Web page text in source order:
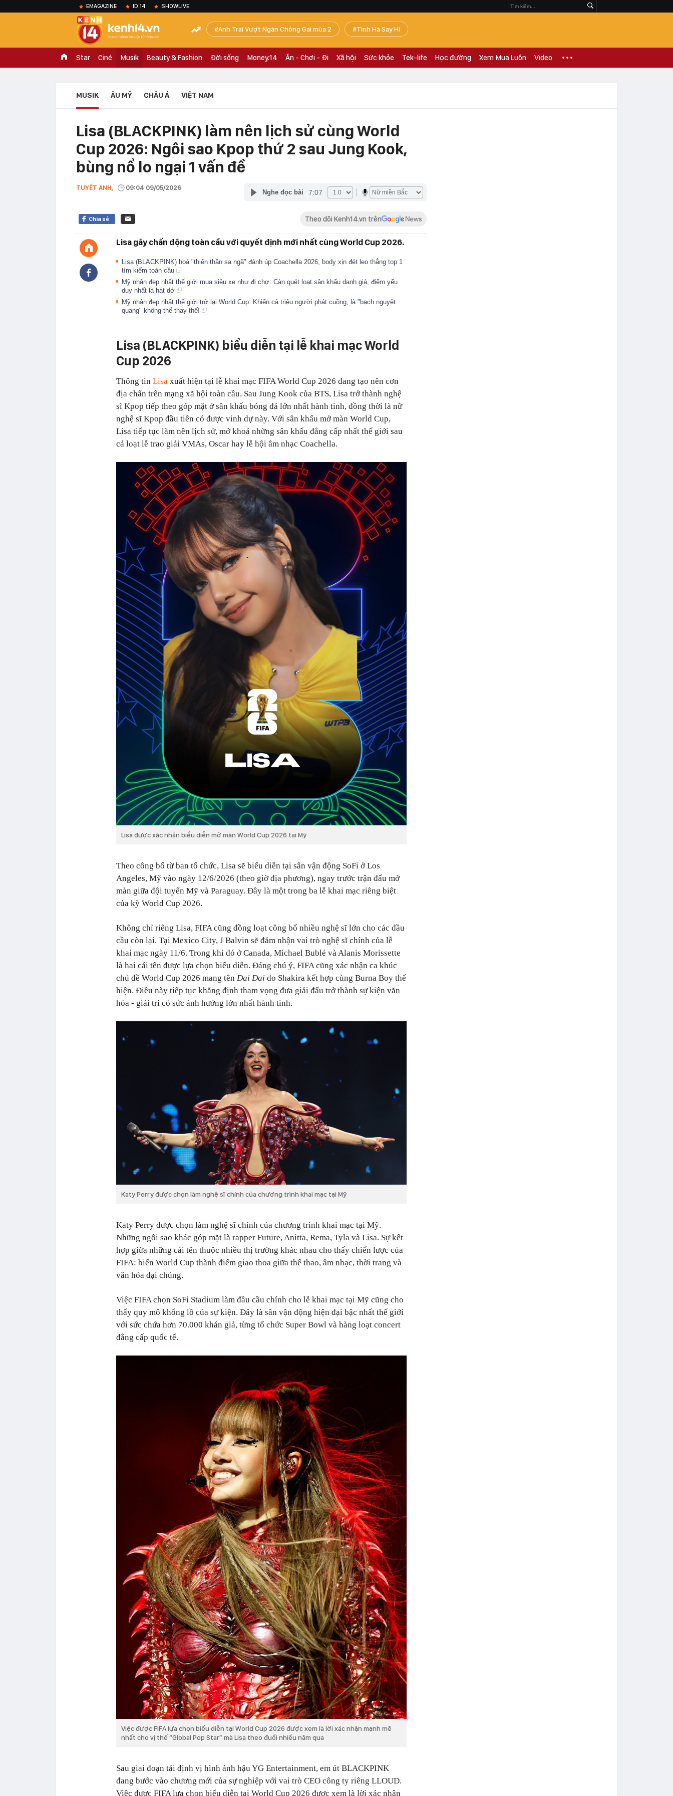
EMAGAZINE ID.14 SHOWLIVE
Anh Trai Vượt Ngàn Chông Gai mùa 2 Tinh Hà Say Hi
Star Ciné Musik Beauty & Fashion Đời sống Money.14 Ăn - Chơi - Đi Xã hội Sức khỏe Tek-life Học đường Xem Mua Luôn Video
MUSIK ÂU MỸ CHÂU Á VIỆT NAM
Lisa (BLACKPINK) làm nên lịch sử cùng World
Cup 2026: Ngôi sao Kpop thứ 2 sau Jung Kook,
bùng nổ lo ngại 1 vấn đề
TUYẾT ANH, 09:04 09/05/2026
Nghe đọc bài 7:07
Chia sẻ Theo dõi Kenh14.vn trên
Lisa gây chấn động toàn cầu với quyết định mới nhất cùng World Cup 2026.
Lisa (BLACKPINK) hoá "thiên thần sa ngã" đánh úp Coachella 2026, body xịn đét leo thẳng top 1
tìm kiếm toàn cầu
Mỹ nhân đẹp nhất thế giới mua siêu xe như đi chợ: Càn quét loạt sân khấu danh giá, điểm yếu
duy nhất là hát dở
Mỹ nhân đẹp nhất thế giới trở lại World Cup: Khiến cả triệu người phát cuồng, là "bạch nguyệt
quang" không thể thay thế!
Lisa (BLACKPINK) biểu diễn tại lễ khai mạc World
Cup 2026
Thông tin Lisa xuất hiện tại lễ khai mạc FIFA World Cup 2026 đang tạo nên cơn
địa chấn trên mạng xã hội toàn cầu. Sau Jung Kook của BTS, Lisa trở thành nghệ
sĩ Kpop tiếp theo góp mặt ở sân khấu bóng đá lớn nhất hành tinh, đồng thời là nữ
nghệ sĩ Kpop đầu tiên có được vinh dự này. Với sân khấu mở màn World Cup,
Lisa tiếp tục làm nên lịch sử, mở khoá những sân khấu đẳng cấp nhất thế giới sau
cả loạt lễ trao giải VMAs, Oscar hay lễ hội âm nhạc Coachella.
Lisa được xác nhận biểu diễn mở màn World Cup 2026 tại Mỹ
Theo công bố từ ban tổ chức, Lisa sẽ biểu diễn tại sân vận động SoFi ở Los
Angeles, Mỹ vào ngày 12/6/2026 (theo giờ địa phương), ngay trước trận đấu mở
màn giữa đội tuyển Mỹ và Paraguay. Đây là một trong ba lễ khai mạc riêng biệt
của kỳ World Cup 2026.
Không chỉ riêng Lisa, FIFA cũng đồng loạt công bố nhiều nghệ sĩ lớn cho các đầu
cầu còn lại. Tại Mexico City, J Balvin sẽ đảm nhận vai trò nghệ sĩ chính của lễ
khai mạc ngày 11/6. Trong khi đó ở Canada, Michael Bublé và Alanis Morissette
là hai cái tên được lựa chọn biểu diễn. Đáng chú ý, FIFA cũng xác nhận ca khúc
chủ đề World Cup 2026 mang tên Dai Dai do Shakira kết hợp cùng Burna Boy thể
hiện. Điều này tiếp tục khẳng định tham vọng đưa giải đấu trở thành sự kiện văn
hóa - giải trí có sức ảnh hưởng lớn nhất hành tinh.
Katy Perry được chọn làm nghệ sĩ chính của chương trình khai mạc tại Mỹ
Katy Perry được chọn làm nghệ sĩ chính của chương trình khai mạc tại Mỹ.
Những ngôi sao khác góp mặt là rapper Future, Anitta, Rema, Tyla và Lisa. Sự kết
hợp giữa những cái tên thuộc nhiều thị trường khác nhau cho thấy chiến lược của
FIFA: biến World Cup thành điểm giao thoa giữa thể thao, âm nhạc, thời trang và
văn hóa đại chúng.
Việc FIFA chọn SoFi Stadium làm đầu cầu chính cho lễ khai mạc tại Mỹ cũng cho
thấy quy mô khổng lồ của sự kiện. Đây là sân vận động hiện đại bậc nhất thế giới
với sức chứa hơn 70.000 khán giả, từng tổ chức Super Bowl và hàng loạt concert
đẳng cấp quốc tế.
Việc được FIFA lựa chọn biểu diễn tại World Cup 2026 được xem là lời xác nhận mạnh mẽ
nhất cho vị thế “Global Pop Star” mà Lisa theo đuổi nhiều năm qua
Sau giai đoạn tái định vị hình ảnh hậu YG Entertainment, em út BLACKPINK
đang bước vào chương mới của sự nghiệp với vai trò CEO công ty riêng LLOUD.
Việc được FIFA lựa chọn biểu diễn tại World Cup 2026 được xem là lời xác nhận